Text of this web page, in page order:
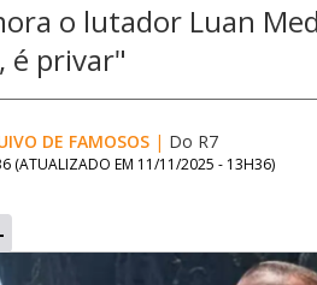
o lutador Luan
é privar"
DE FAMOSOS | Do R7
(ATUALIZADO EM 11/11/2025 - 13H36)